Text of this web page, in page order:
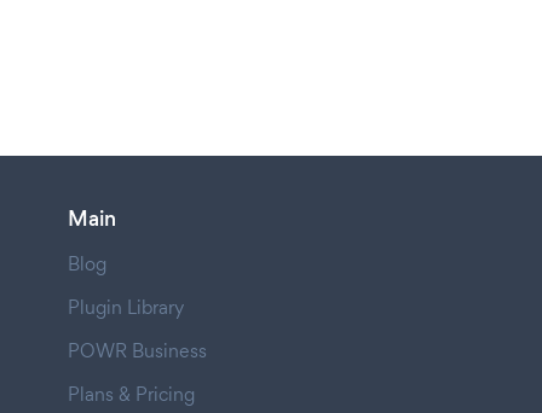
Main
Blog
Plugin Library
POWR Business
Plans & Pricing